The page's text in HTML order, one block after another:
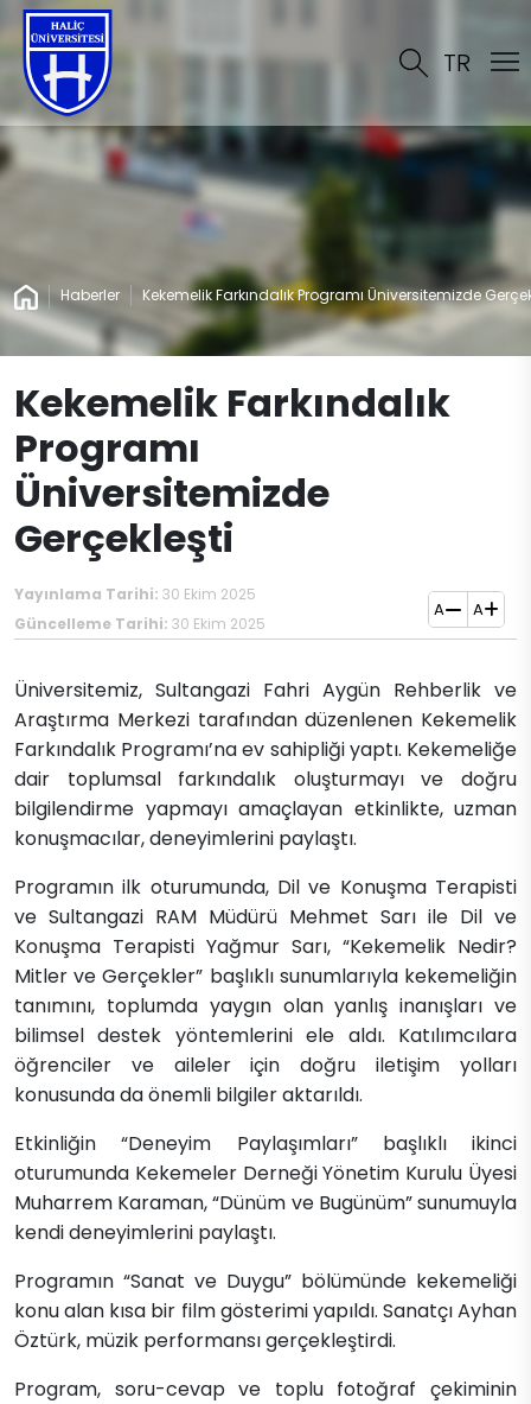
TR
Haberler Kekemelik Farkındalık Programı Üniversitemizde
Kekemelik Farkındalık
Programı
Üniversitemizde
Gerçekleşti
Yayınlama Tarihi: 30 Ekim 2025
Güncelleme Tarihi: 30 Ekim 2025
A A
Üniversitemiz, Sultangazi Fahri Aygün Rehberlik ve
Araştırma Merkezi tarafından düzenlenen Kekemelik
Farkındalık Programı’na ev sahipliği yaptı. Kekemeliğe
dair toplumsal farkındalık oluşturmayı ve doğru
bilgilendirme yapmayı amaçlayan etkinlikte, uzman
konuşmacılar, deneyimlerini paylaştı.
Programın ilk oturumunda, Dil ve Konuşma Terapisti
ve Sultangazi RAM Müdürü Mehmet Sarı ile Dil ve
Konuşma Terapisti Yağmur Sarı, “Kekemelik Nedir?
Mitler ve Gerçekler” başlıklı sunumlarıyla kekemeliğin
tanımını, toplumda yaygın olan yanlış inanışları ve
bilimsel destek yöntemlerini ele aldı. Katılımcılara
öğrenciler ve aileler için doğru iletişim yolları
konusunda da önemli bilgiler aktarıldı.
Etkinliğin “Deneyim Paylaşımları” başlıklı ikinci
oturumunda Kekemeler Derneği Yönetim Kurulu Üyesi
Muharrem Karaman, “Dünüm ve Bugünüm” sunumuyla
kendi deneyimlerini paylaştı.
Programın “Sanat ve Duygu” bölümünde kekemeliği
konu alan kısa bir film gösterimi yapıldı. Sanatçı Ayhan
Öztürk, müzik performansı gerçekleştirdi.
Program, soru-cevap ve toplu fotoğraf çekiminin